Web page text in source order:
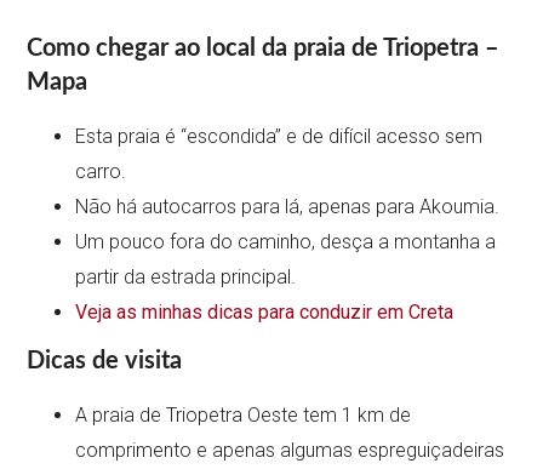
Como chegar ao local da praia de Triopetra –
Mapa
Esta praia é “escondida” e de difícil acesso sem
carro.
Não há autocarros para lá, apenas para Akoumia.
Um pouco fora do caminho, desça a montanha a
partir da estrada principal.
Veja as minhas dicas para conduzir em Creta
Dicas de visita
A praia de Triopetra Oeste tem 1 km de
comprimento e apenas algumas espreguiçadeiras